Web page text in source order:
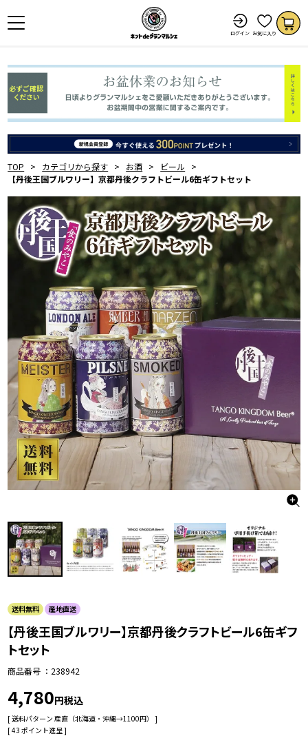
ログイン お気に入り
TOP カテゴリから探す お酒
ビール
【丹後王国ブルワリー】京都丹後クラフトビール6缶ギフトセット
送料無料 産地直送
【丹後王国ブルワリー】京都丹後クラフトビール6缶ギフ
トセット
商品番号 238942
4,780 税込
送料パターン 産直（北海道・沖縄→1100円）
[43 ポイント進呈 ]